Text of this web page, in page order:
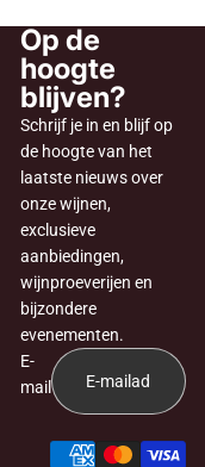
Op de
hoogte
blijven?
Schrijf je in en blijf op
de hoogte van het
laatste nieuws over
onze wijnen,
exclusieve
aanbiedingen,
wijnproeverijen en
bijzondere
evenementen.
E-
mail